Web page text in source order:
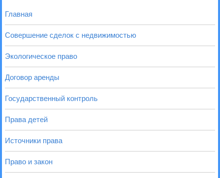
Главная
Совершение сделок с недвижимостью
Экологическое право
Договор аренды
Государственный контроль
Права детей
Источники права
Право и закон